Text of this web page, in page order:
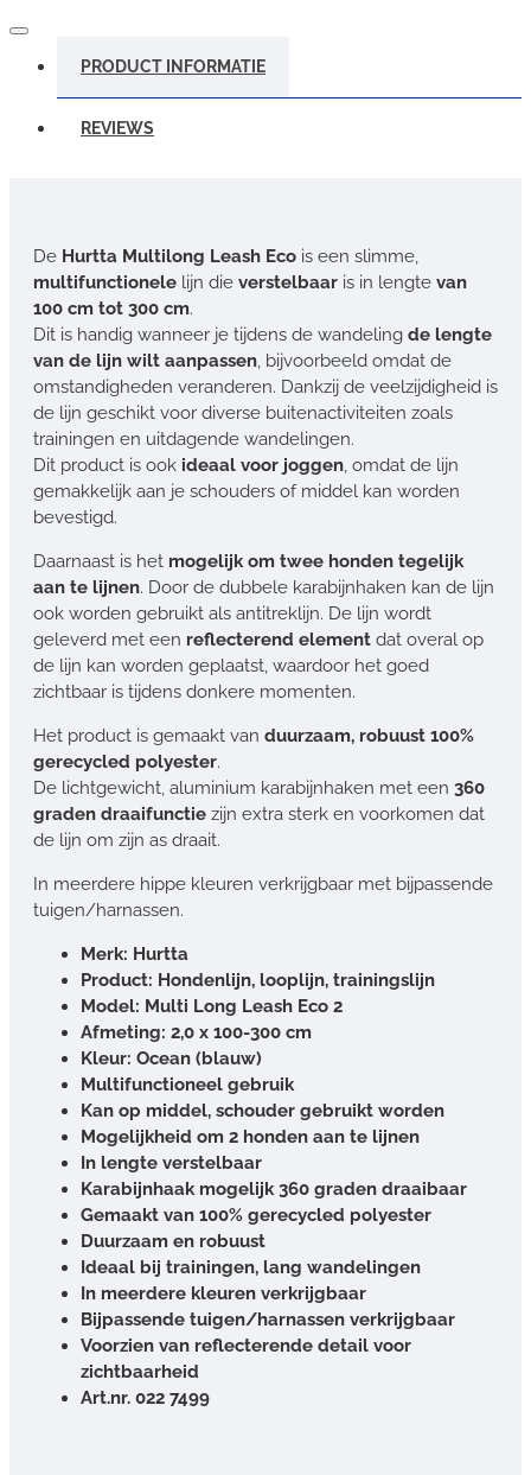
PRODUCT INFORMATIE
REVIEWS
De Hurtta Multilong Leash Eco is een slimme,
multifunctionele lijn die verstelbaar is in lengte van
100 cm tot 300 cm.
Dit is handig wanneer je tijdens de wandeling de lengte
van de lijn wilt aanpassen, bijvoorbeeld omdat de
omstandigheden veranderen. Dankzij de veelzijdigheid is
de lijn geschikt voor diverse buitenactiviteiten zoals
trainingen en uitdagende wandelingen.
Dit product is ook ideaal voor joggen, omdat de lijn
gemakkelijk aan je schouders of middel kan worden
bevestigd.
Daarnaast is het mogelijk om twee honden tegelijk
aan te lijnen. Door de dubbele karabijnhaken kan de lijn
ook worden gebruikt als antitreklijn. De lijn wordt
geleverd met een reflecterend element dat overal op
de lijn kan worden geplaatst, waardoor het goed
zichtbaar is tijdens donkere momenten.
Het product is gemaakt van duurzaam, robuust 100%
gerecycled polyester.
De lichtgewicht, aluminium karabijnhaken met een 360
graden draaifunctie zijn extra sterk en voorkomen dat
de lijn om zijn as draait.
In meerdere hippe kleuren verkrijgbaar met bijpassende
tuigen/harnassen.
Merk: Hurtta
Product: Hondenlijn, looplijn, trainingslijn
Model: Multi Long Leash Eco 2
Afmeting: 2,0 x 100-300 cm
Kleur: Ocean (blauw)
Multifunctioneel gebruik
Kan op middel, schouder gebruikt worden
Mogelijkheid om 2 honden aan te lijnen
In lengte verstelbaar
Karabijnhaak mogelijk 360 graden draaibaar
Gemaakt van 100% gerecycled polyester
Duurzaam en robuust
Ideaal bij trainingen, lang wandelingen
In meerdere kleuren verkrijgbaar
Bijpassende tuigen/harnassen verkrijgbaar
Voorzien van reflecterende detail voor
zichtbaarheid
Art.nr. 022 7499